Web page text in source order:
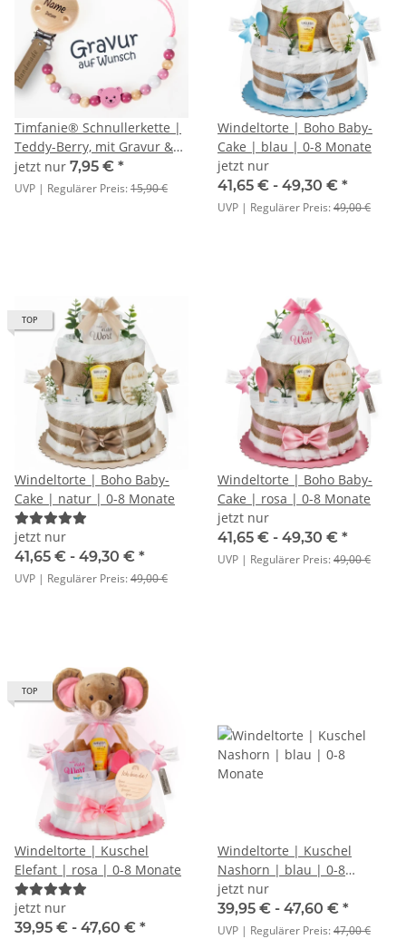
Timfanie® Schnullerkette |
Teddy-Berry, mit Gravur &
Multiadapter Ring
jetzt nur 7,95 € *
UVP | Regulärer Preis:15,90 €
Windeltorte | Boho Baby-
Cake | blau | 0-8 Monate
jetzt nur
41,65 € - 49,30 € *
UVP | Regulärer Preis:49,00 €
TOP
Windeltorte | Boho Baby-
Cake | natur | 0-8 Monate
jetzt nur
41,65 € - 49,30 € *
UVP | Regulärer Preis:49,00 €
Windeltorte | Boho Baby-
Cake | rosa | 0-8 Monate
jetzt nur
41,65 € - 49,30 € *
UVP | Regulärer Preis:49,00 €
TOP
Windeltorte | Kuschel
Elefant | rosa | 0-8 Monate
jetzt nur
39,95 € - 47,60 € *
Windeltorte | Kuschel
Nashorn | blau | 0-8
Monate
jetzt nur
39,95 € - 47,60 € *
UVP | Regulärer Preis:47,00 €